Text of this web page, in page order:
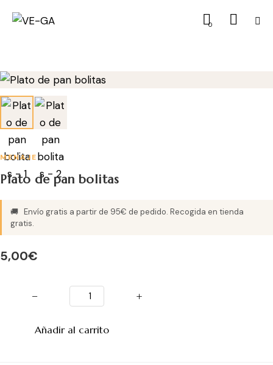
0
MENAJE
Plato de pan bolitas
🚚 Envío gratis a partir de 95€ de pedido. Recogida en tienda
gratis.
5,00€
− +
Añadir al carrito